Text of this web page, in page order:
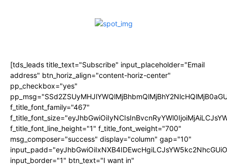
[tds_leads title_text="Subscribe" input_placeholder="Email
address" btn_horiz_align="content-horiz-center"
pp_checkbox="yes"
f_title_font_family="467"
f_title_font_line_height="1" f_title_font_weight="700"
msg_composer="success" display="column" gap="10"
input_border="1" btn_text="I want in"